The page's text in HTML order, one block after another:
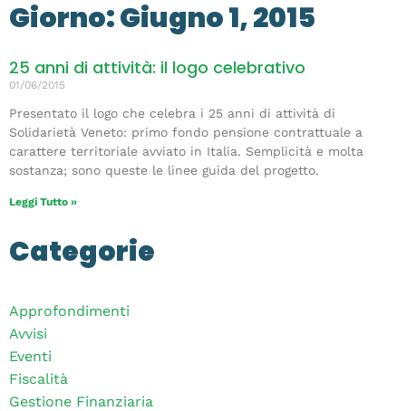
Giorno: Giugno 1, 2015
25 anni di attività: il logo celebrativo
01/06/2015
Presentato il logo che celebra i 25 anni di attività di
Solidarietà Veneto: primo fondo pensione contrattuale a
carattere territoriale avviato in Italia. Semplicità e molta
sostanza; sono queste le linee guida del progetto.
Leggi Tutto »
Categorie
Approfondimenti
Avvisi
Eventi
Fiscalità
Gestione Finanziaria